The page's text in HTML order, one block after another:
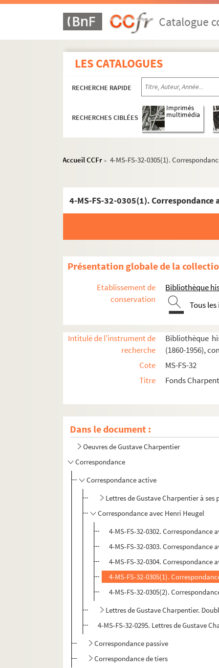
Catalogue
LES CATALOGUES
RECHERCHE RAPIDE
RECHERCHES CIBLÉES
Imprimés
multimédia
Accueil CCFr > 4-MS-FS-32-0305(1).
4-MS-FS-32-0305(1).
Présentation globale de la
Etablissement de
conservation
Bibliothèque
Tous
Intitulé de l'instrument de
recherche
Bibliothèque
(1860-1956),
Cote
MS-FS-32
Titre
Fonds
Dans le document :
Oeuvres de Gustave Charpentier
Correspondance
Correspondance active
Lettres de Gustave Charpentier à ses
Correspondance avec Henri Heugel
4-MS-FS-32-0302. Correspondance
4-MS-FS-32-0303. Correspondance
4-MS-FS-32-0304. Correspondance
4-MS-FS-32-0305(1).
4-MS-FS-32-0305(2).
Lettres de Gustave Charpentier.
4-MS-FS-32-0295. Lettres de Gustave
Correspondance passive
Correspondance de tiers